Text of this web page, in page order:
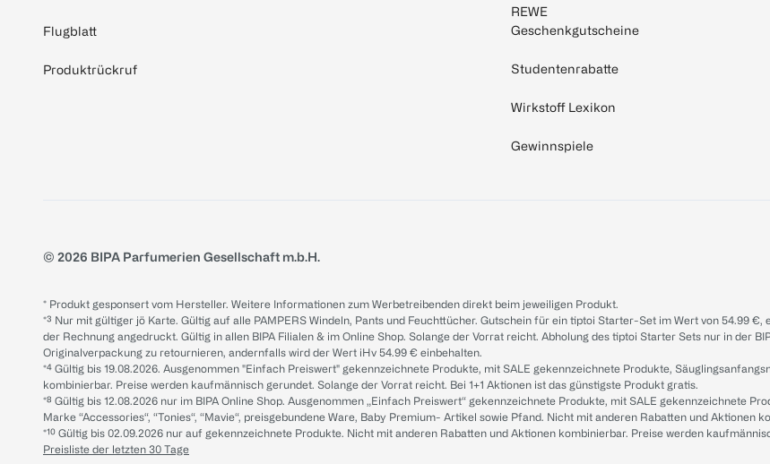
Flugblatt
Produktrückruf
REWE
Geschenkgutscheine
Studentenrabatte
Wirkstoff Lexikon
Gewinnspiele
© 2026 BIPA Parfumerien Gesellschaft m.b.H.
* Produkt gesponsert vom Hersteller. Weitere Informationen zum Werbetreibenden direkt beim jeweiligen Produkt.
*³ Nur mit gültiger jö Karte. Gültig auf alle PAMPERS Windeln, Pants und Feuchttücher. Gutschein für ein tiptoi Starter-Set im Wert von 54.99
der Rechnung angedruckt. Gültig in allen BIPA Filialen & im Online Shop. Solange der Vorrat reicht. Abholung des tiptoi Starter Sets nur in der
Originalverpackung zu retournieren, andernfalls wird der Wert iHv 54.99 € einbehalten.
*⁴ Gültig bis 19.08.2026. Ausgenommen "Einfach Preiswert" gekennzeichnete Produkte, mit SALE gekennzeichnete Produkte,
kombinierbar. Preise werden kaufmännisch gerundet. Solange der Vorrat reicht. Bei 1+1 Aktionen ist das günstigste Produkt gratis.
*⁸ Gültig bis 12.08.2026 nur im BIPA Online Shop. Ausgenommen „Einfach Preiswert“ gekennzeichnete Produkte, mit SALE gekennzeichnete
Marke “Accessories“, “Tonies“, “Mavie“, preisgebundene Ware, Baby Premium- Artikel sowie Pfand. Nicht mit anderen Rabatten und Aktionen
*¹⁰ Gültig bis 02.09.2026 nur auf gekennzeichnete Produkte. Nicht mit anderen Rabatten und Aktionen kombinierbar. Preise werden
Preisliste der letzten 30 Tage